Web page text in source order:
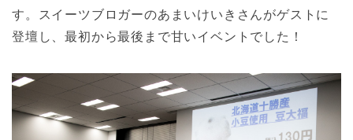
す。スイーツブロガーのあまいけいきさんがゲストに
登壇し、最初から最後まで甘いイベントでした！